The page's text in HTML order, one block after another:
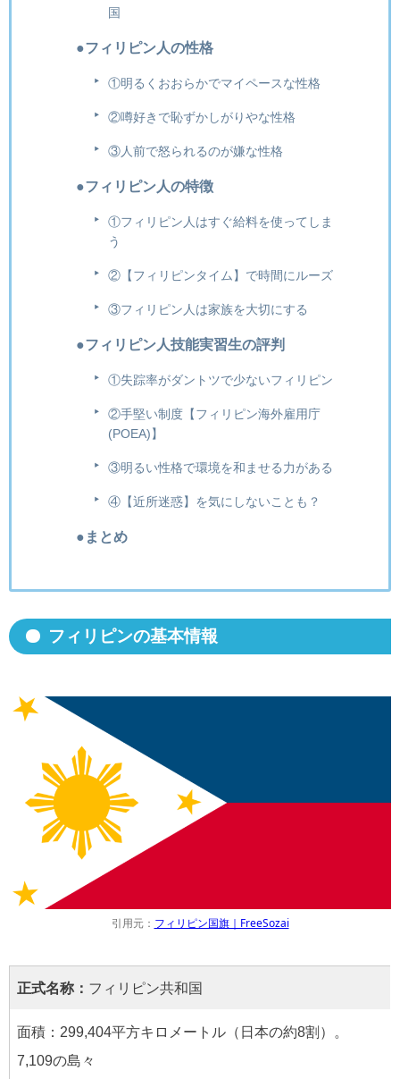
国
●フィリピン人の性格
①明るくおおらかでマイペースな性格
②噂好きで恥ずかしがりやな性格
③人前で怒られるのが嫌な性格
●フィリピン人の特徴
①フィリピン人はすぐ給料を使ってしま
う
②【フィリピンタイム】で時間にルーズ
③フィリピン人は家族を大切にする
●フィリピン人技能実習生の評判
①失踪率がダントツで少ないフィリピン
②手堅い制度【フィリピン海外雇用庁
(POEA)】
③明るい性格で環境を和ませる力がある
④【近所迷惑】を気にしないことも？
●まとめ
フィリピンの基本情報
引用元： フィリピン国旗｜FreeSozai
正式名称： フィリピン共和国
面積：299,404平方キロメートル（日本の約8割）。
7,109の島々